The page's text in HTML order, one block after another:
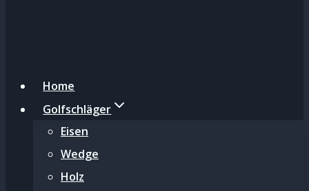
Home
Golfschläger
Eisen
Wedge
Holz